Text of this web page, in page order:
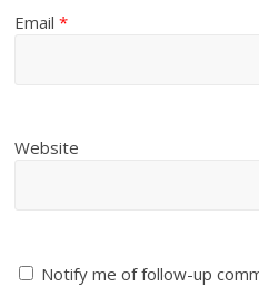
Email*
Website
Notify me of follow-up